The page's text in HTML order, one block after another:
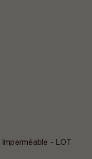
- LOT